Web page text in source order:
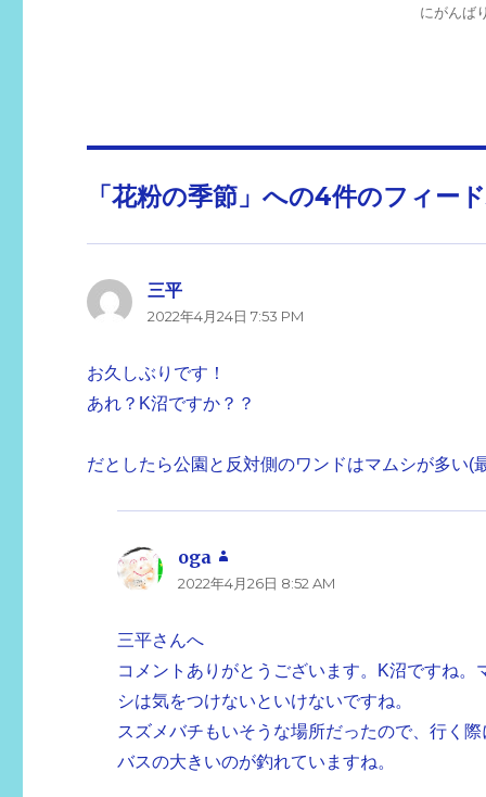
にがんば
「花粉の季節」への4件のフィー
三平
り:
2022年4月24日 7:53 PM
お久しぶりです！
あれ？K沼ですか？？
だとしたら公園と反対側のワンドはマムシが多い
oga
り:
2022年4月26日 8:52 AM
三平さんへ
コメントありがとうございます。K沼ですね
シは気をつけないといけないですね。
スズメバチもいそうな場所だったので、行く
バスの大きいのが釣れていますね。